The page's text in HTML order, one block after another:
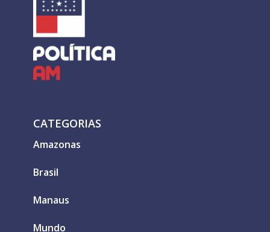
CATEGORIAS
Amazonas
Brasil
Manaus
Mundo